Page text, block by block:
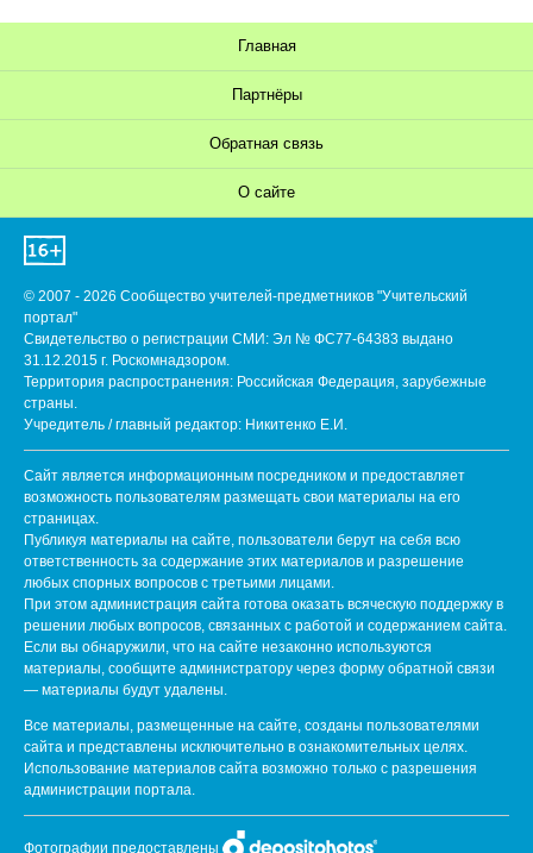
Главная
Партнёры
Обратная связь
О сайте
© 2007 - 2026 Сообщество учителей-предметников "Учительский
портал"
Свидетельство о регистрации СМИ: Эл № ФС77-64383 выдано
31.12.2015 г. Роскомнадзором.
Территория распространения: Российская Федерация, зарубежные
страны.
Учредитель / главный редактор: Никитенко Е.И.
Сайт является информационным посредником и предоставляет
возможность пользователям размещать свои материалы на его
страницах.
Публикуя материалы на сайте, пользователи берут на себя всю
ответственность за содержание этих материалов и разрешение
любых спорных вопросов с третьими лицами.
При этом администрация сайта готова оказать всяческую поддержку в
решении любых вопросов, связанных с работой и содержанием сайта.
Если вы обнаружили, что на сайте незаконно используются
материалы, сообщите администратору через форму обратной связи
— материалы будут удалены.
Все материалы, размещенные на сайте, созданы пользователями
сайта и представлены исключительно в ознакомительных целях.
Использование материалов сайта возможно только с разрешения
администрации портала.
Фотографии предоставлены